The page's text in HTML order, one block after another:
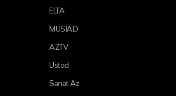
ELTA
MUSİAD
AZTV
Ustad
Sənət Az